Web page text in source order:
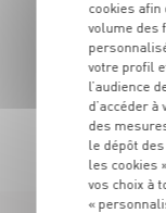
cookies
volume des
votre profil
l’audience
d’accéder
des
le dépôt
les cookies
vos choix à
«